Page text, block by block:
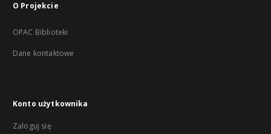
O Projekcie
OPAC Biblioteki
Dane kontaktowe
Konto użytkownika
Zaloguj się